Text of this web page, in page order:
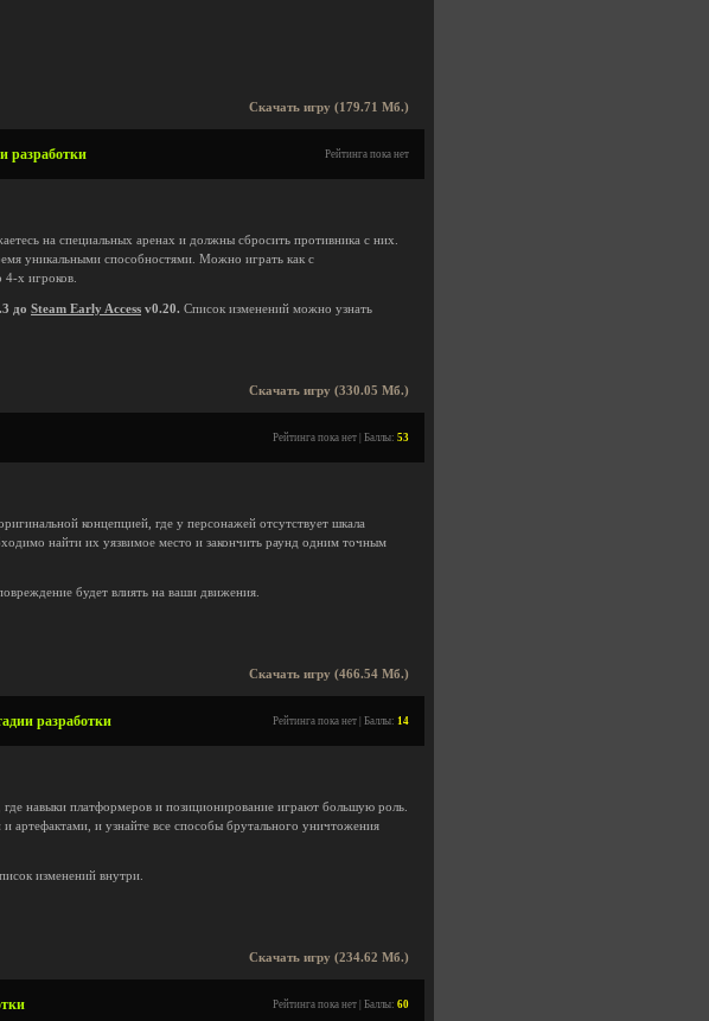
Скачать игру (179.71 Мб.)
разработки Рейтинга пока нет
на специальных аренах и должны сбросить противника с них.
уникальными способностями. Можно играть как с
х игроков.
до Steam Early Access v0.20. Список изменений можно узнать
Скачать игру (330.05 Мб.)
Рейтинга пока нет | Баллы: 53
концепцией, где у персонажей отсутствует шкала
найти их уязвимое место и закончить раунд одним точным
будет влиять на ваши движения.
Скачать игру (466.54 Мб.)
разработки Рейтинга пока нет | Баллы: 14
навыки платформеров и позиционирование играют большую роль.
артефактами, и узнайте все способы брутального уничтожения
изменений внутри.
Скачать игру (234.62 Мб.)
Рейтинга пока нет | Баллы: 60